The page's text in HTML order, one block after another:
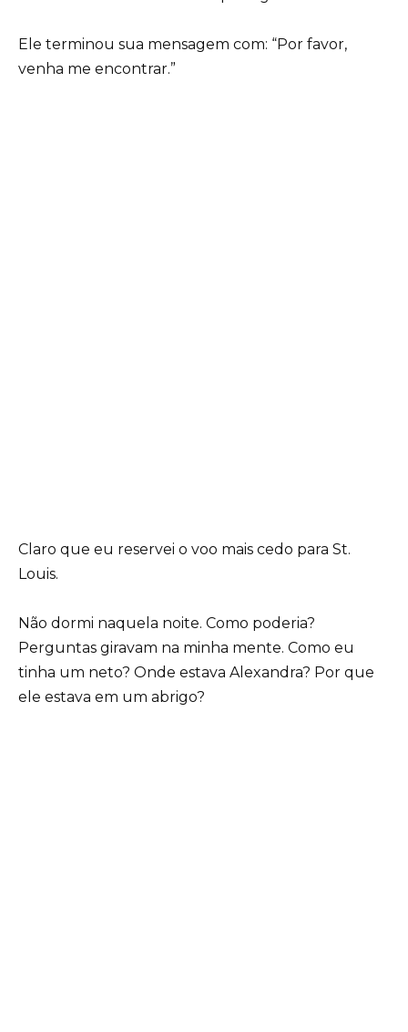
Ele terminou sua mensagem com: “Por favor,
venha me encontrar.”
Claro que eu reservei o voo mais cedo para St.
Louis.
Não dormi naquela noite. Como poderia?
Perguntas giravam na minha mente. Como eu
tinha um neto? Onde estava Alexandra? Por que
ele estava em um abrigo?